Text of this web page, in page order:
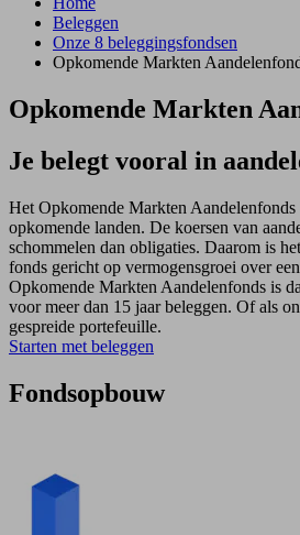
Beleggen
Onze 8 beleggingsfondsen
Opkomende Markten
Opkomende Markten
Je belegt vooral in
Het Opkomende Markten
opkomende landen. De koersen van
schommelen dan obligaties. Daarom is
fonds gericht op vermogensgroei over
Opkomende Markten Aandelenfonds is
voor meer dan 15 jaar beleggen. Of als
gespreide portefeuille.
Starten met beleggen
Fondsopbouw